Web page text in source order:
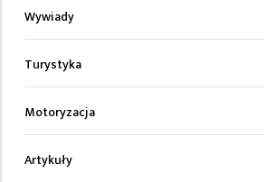
Wywiady
Turystyka
Motoryzacja
Artykuły